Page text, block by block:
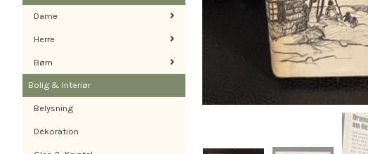
Dame
Herre
Børn
Bolig & Interiør
Belysning
Dekoration